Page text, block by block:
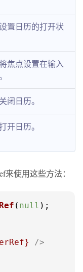
置日历的打开状
焦点设置在输入
闭日历。
开日历。
来使用这些方法：
( null );
/>